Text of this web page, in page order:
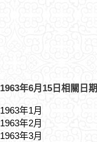
1963年6月15日相關日期
1963年1月
1963年2月
1963年3月